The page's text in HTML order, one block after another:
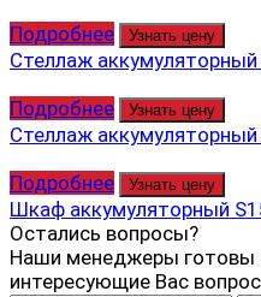
Подробнее
Узнать цену
Стеллаж аккумуляторный
Подробнее
Узнать цену
Стеллаж аккумуляторный
Подробнее
Узнать цену
Шкаф аккумуляторный
Остались вопросы?
Наши менеджеры готовы
интересующие Вас